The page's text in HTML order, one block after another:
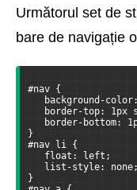
Următorul set de
bare de navigație
#nav {
background-color:
border-top: 1px
border-bottom:
}
#nav li {
float: left;
list-style:
}